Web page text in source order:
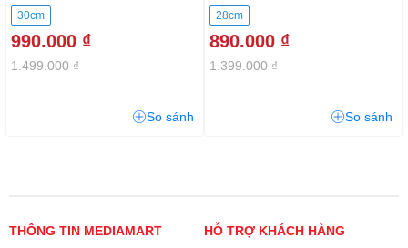
30cm
990.000 ₫
1.499.000 ₫
So sánh
28cm
890.000 ₫
1.399.000 ₫
So sánh
THÔNG TIN MEDIAMART HỖ TRỢ KHÁCH HÀNG